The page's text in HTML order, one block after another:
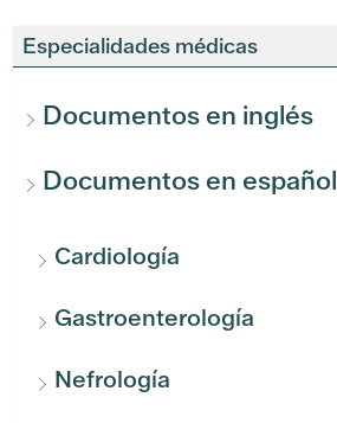
Especialidades médicas
Documentos en inglés
Documentos en español
Cardiología
Gastroenterología
Nefrología